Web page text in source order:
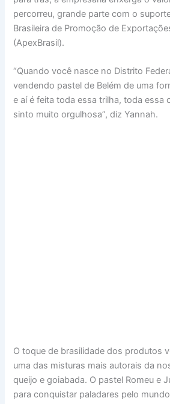
percorreu, grande parte com o
Brasileira de Promoção de
(ApexBrasil).
“Quando você nasce no Distrito
vendendo pastel de Belém de uma
e aí é feita toda essa trilha, toda essa
sinto muito orgulhosa”, diz Yannah.
O toque de brasilidade dos produtos
uma das misturas mais autorais da
queijo e goiabada. O pastel Romeu e
para conquistar paladares pelo